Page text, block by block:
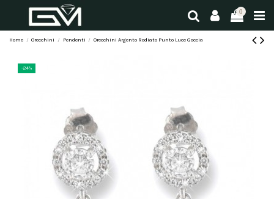
0
Home Orecchini Pendenti Orecchini Argento Rodiato Punto Luce Goccia
-24%